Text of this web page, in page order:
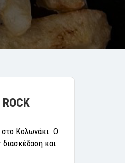
στο Κολωνάκι. Ο
και